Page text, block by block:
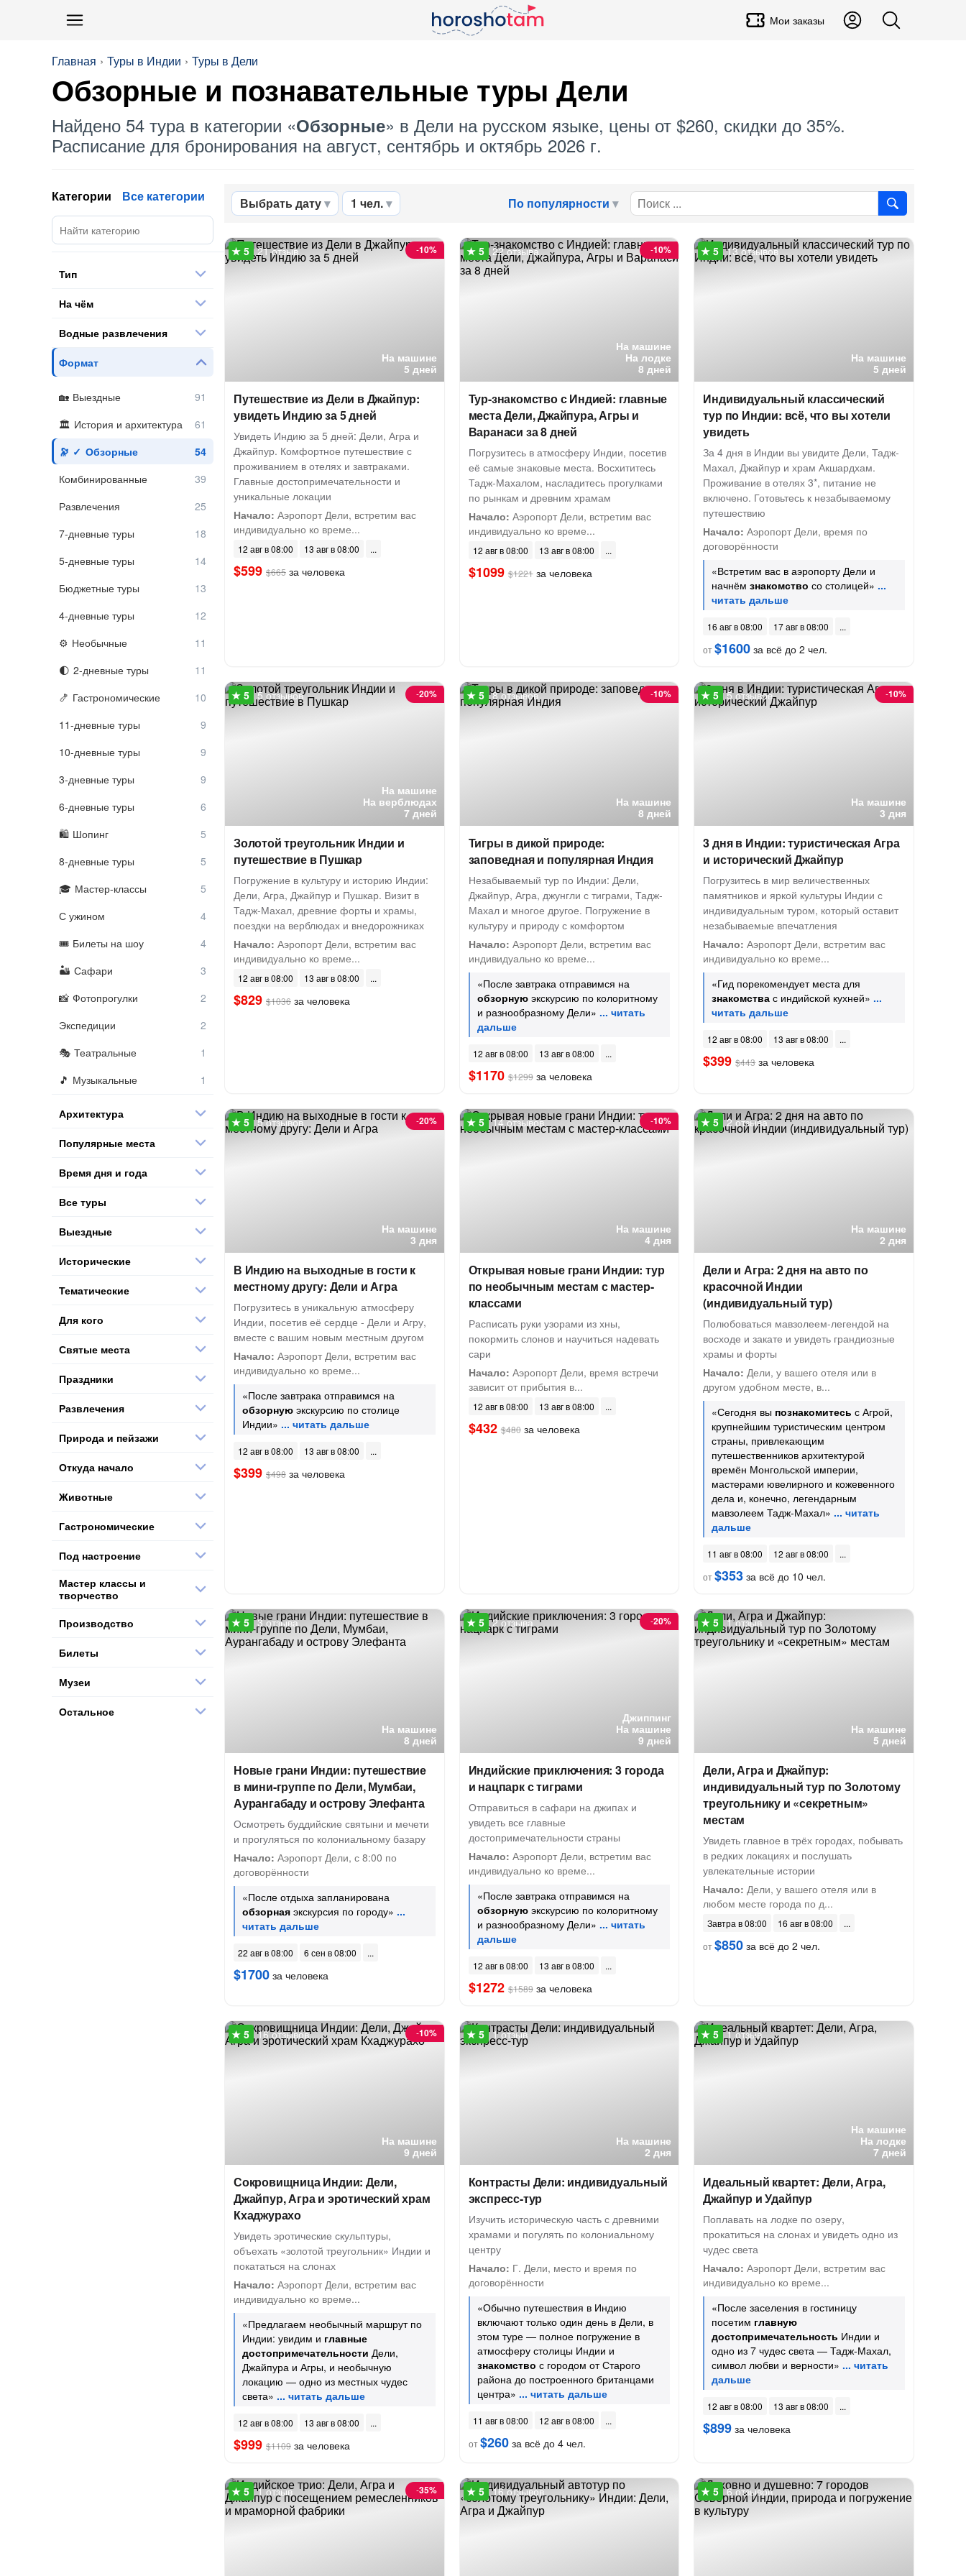
Мои заказы
Главная Туры в Индии Туры в Дели
Обзорные и познавательные туры Дели
Найдено 54 тура в категории «Обзорные» в Дели на русском языке, цены от $260, скидки до 35%.
Расписание для бронирования на август, сентябрь и октябрь 2026 г.
Выбрать дату 1 чел. По популярности
На машине
5 дней
-10%
21 отзыв
Путешествие из Дели в Джайпур:
увидеть Индию за 5 дней
Увидеть Индию за 5 дней: Дели, Агра и
Джайпур. Комфортное путешествие с
проживанием в отелях и завтраками.
Главные достопримечательности и
уникальные локации
Начало: Аэропорт Дели, встретим вас
индивидуально ко време...
12 авг в 08:00 13 авг в 08:00
$599 $665 за человека
На машине
На лодке
8 дней
-10%
22 отзыва
Тур-знакомство с Индией: главные
места Дели, Джайпура, Агры и
Варанаси за 8 дней
Погрузитесь в атмосферу Индии, посетив
её самые знаковые места. Восхититесь
Тадж-Махалом, насладитесь прогулками
по рынкам и древним храмам
Начало: Аэропорт Дели, встретим вас
индивидуально ко време...
12 авг в 08:00 13 авг в 08:00
$1099 $1221за человека
На машине
5 дней
13 отзывов
Индивидуальный классический
тур по Индии: всё, что вы хотели
увидеть
За 4 дня в Индии вы увидите Дели, Тадж-
Махал, Джайпур и храм Акшардхам.
Проживание в отелях 3*, питание не
включено. Готовьтесь к незабываемому
путешествию
Начало: Аэропорт Дели, время по
договорённости
«Встретим вас в аэропорту Дели и
начнёмзнакомство со столицей»
16 авг в 08:00
17 авг в 08:00
от$1600 за всё до 2 чел.
На машине
На верблюдах
7 дней
-20%
5 отзывов
Золотой треугольник Индии и
путешествие в Пушкар
Погружение в культуру и историю Индии:
Дели, Агра, Джайпур и Пушкар. Визит в
Тадж-Махал, древние форты и храмы,
поездки на верблюдах и внедорожниках
Начало: Аэропорт Дели, встретим вас
индивидуально ко време...
12 авг в 08:00 13 авг в 08:00
$829 $1036 за человека
На машине
8 дней
-10%
8 отзывов
Тигры в дикой природе:
заповедная и популярная Индия
Незабываемый тур по Индии: Дели,
Джайпур, Агра, джунгли с тиграми, Тадж-
Махал и многое другое. Погружение в
культуру и природу с комфортом
Начало: Аэропорт Дели, встретим вас
индивидуально ко време...
«После завтрака отправимся на
обзорнуюэкскурсию по колоритному
и разнообразному Дели»
12 авг в 08:00 13 авг в 08:00
$1170 $1299за человека
На машине
3 дня
-10%
5 отзывов
3 дня в Индии: туристическая Агра
и исторический Джайпур
Погрузитесь в мир величественных
памятников и яркой культуры Индии с
индивидуальным туром, который оставит
незабываемые впечатления
Начало: Аэропорт Дели, встретим вас
индивидуально ко време...
«Гид порекомендует места для
знакомства с индийской кухней»
12 авг в 08:00 13 авг в 08:00
$399 $443за человека
На машине
3 дня
-20%
5 отзывов
В Индию на выходные в гости к
местному другу: Дели и Агра
Погрузитесь в уникальную атмосферу
Индии, посетив её сердце - Дели и Агру,
вместе с вашим новым местным другом
Начало: Аэропорт Дели, встретим вас
индивидуально ко време...
«После завтрака отправимся на
обзорную экскурсию по столице
Индии»
12 авг в 08:00 13 авг в 08:00
$399 $498 за человека
На машине
4 дня
-10%
14 отзывов
Открывая новые грани Индии: тур
по необычным местам с мастер-
классами
Расписать руки узорами из хны,
покормить слонов и научиться надевать
сари
Начало: Аэропорт Дели, время встречи
зависит от прибытия в...
12 авг в 08:00 13 авг в 08:00
$432 $480за человека
На машине
2 дня
2 отзыва
Дели и Агра: 2 дня на авто по
красочной Индии
(индивидуальный тур)
Полюбоваться мавзолеем-легендой на
восходе и закате и увидеть грандиозные
храмы и форты
Начало: Дели, у вашего отеля или в
другом удобном месте, в...
«Сегодня вы познакомитесь с Агрой,
крупнейшим туристическим центром
страны, привлекающим
путешественников архитектурой
времён Монгольской империи,
мастерами ювелирного и кожевенного
дела и, конечно, легендарным
мавзолеем Тадж-Махал»
11 авг в 08:00
12 авг в 08:00
от$353 за всё до 10 чел.
На машине
8 дней
3 отзыва
Новые грани Индии: путешествие
в мини-группе по Дели, Мумбаи,
Аурангабаду и острову Элефанта
Осмотреть буддийские святыни и мечети
и прогуляться по колониальному базару
Начало: Аэропорт Дели, с 8:00 по
договорённости
«После отдыха запланирована
обзорная экскурсия по городу»
22 авг в 08:00 6 сен в 08:00
$1700 за человека
Джиппинг
На машине
9 дней
-20%
2 отзыва
Индийские приключения: 3 города
и нацпарк с тиграми
Отправиться в сафари на джипах и
увидеть все главные
достопримечательности страны
Начало: Аэропорт Дели, встретим вас
индивидуально ко време...
«После завтрака отправимся на
обзорнуюэкскурсию по колоритному
и разнообразному Дели»
12 авг в 08:00 13 авг в 08:00
$1272 $1589за человека
На машине
5 дней
1 отзыв
Дели, Агра и Джайпур:
индивидуальный тур по Золотому
треугольнику и «секретным»
местам
Увидеть главное в трёх городах, побывать
в редких локациях и послушать
увлекательные истории
Начало: Дели, у вашего отеля или в
любом месте города по д...
Завтра в 08:00
16 авг в 08:00
от$850 за всё до 2 чел.
На машине
9 дней
-10%
16 отзывов
Сокровищница Индии: Дели,
Джайпур, Агра и эротический храм
Кхаджурахо
Увидеть эротические скульптуры,
объехать «золотой треугольник» Индии и
покататься на слонах
Начало: Аэропорт Дели, встретим вас
индивидуально ко време...
«Предлагаем необычный маршрут по
Индии: увидим и главные
достопримечательности Дели,
Джайпура и Агры, и необычную
локацию — одно из местных чудес
света»
12 авг в 08:00 13 авг в 08:00
$999 $1109 за человека
На машине
2 дня
1 отзыв
Контрасты Дели: индивидуальный
экспресс-тур
Изучить историческую часть с древними
храмами и погулять по колониальному
центру
Начало: Г. Дели, место и время по
договорённости
«Обычно путешествия в Индию
включают только один день в Дели, в
этом туре — полное погружение в
атмосферу столицы Индии и
знакомство с городом от Старого
района до построенного британцами
центра»
11 авг в 08:00
12 авг в 08:00
от$260за всё до 4 чел.
На машине
На лодке
7 дней
1 отзыв
Идеальный квартет: Дели, Агра,
Джайпур и Удайпур
Поплавать на лодке по озеру,
прокатиться на слонах и увидеть одно из
чудес света
Начало: Аэропорт Дели, встретим вас
индивидуально ко време...
«После заселения в гостиницу
посетим главную
достопримечательность Индии и
одно из 7 чудес света — Тадж-Махал,
символ любви и верности»
12 авг в 08:00 13 авг в 08:00
$899 за человека
-35%
1 отзыв 16 отзывов 6 отзывов
Категории Все категории
Тип
На чём
Водные развлечения
Формат
Выездные
История и архитектура
Обзорные
Комбинированные
Развлечения
7-дневные туры
5-дневные туры
Бюджетные туры
4-дневные туры
Необычные
2-дневные туры
Гастрономические
11-дневные туры
10-дневные туры
3-дневные туры
6-дневные туры
Шопинг
8-дневные туры
Мастер-классы
С ужином
Билеты на шоу
Сафари
Фотопрогулки
Экспедиции
Театральные
Музыкальные
Архитектура
Популярные места
Время дня и года
Все туры
Выездные
Исторические
Тематические
Для кого
Святые места
Праздники
Развлечения
Природа и пейзажи
Откуда начало
Животные
Гастрономические
Под настроение
Мастер классы и
творчество
Производство
Билеты
Музеи
Остальное